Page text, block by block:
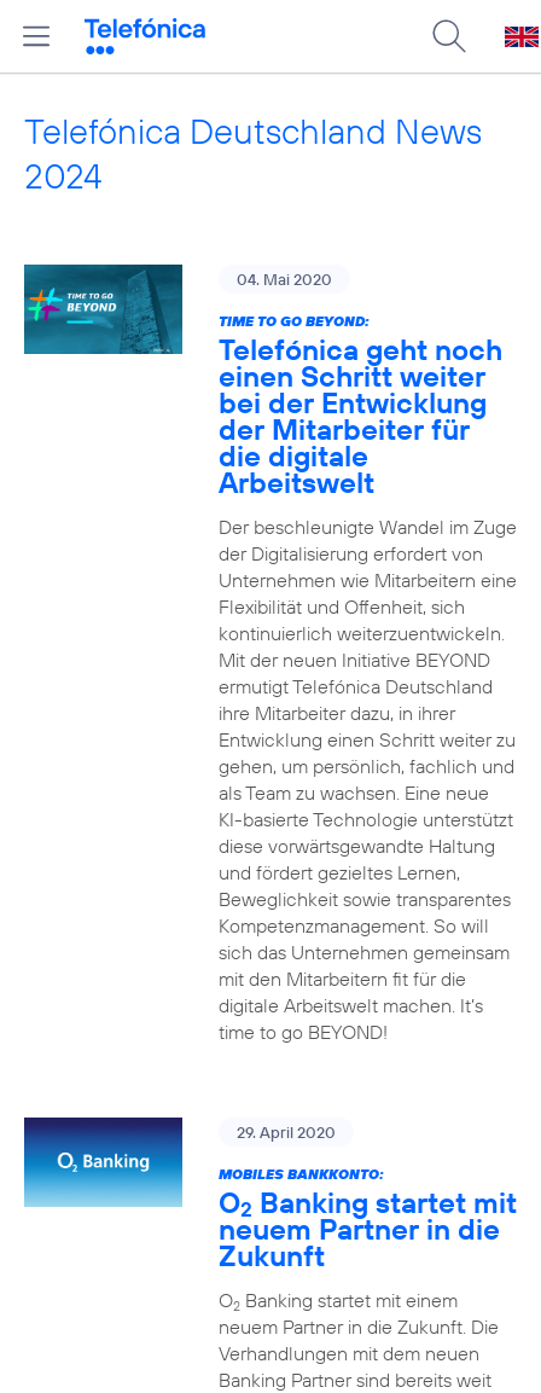
Telefónica Deutschland News
2024
04. Mai 2020
TIME TO GO BEYOND:
Telefónica geht noch
einen Schritt weiter
bei der Entwicklung
der Mitarbeiter für
die digitale
Arbeitswelt
Der beschleunigte Wandel im Zuge
der Digitalisierung erfordert von
Unternehmen wie Mitarbeitern eine
Flexibilität und Offenheit, sich
kontinuierlich weiterzuentwickeln.
Mit der neuen Initiative BEYOND
ermutigt Telefónica Deutschland
ihre Mitarbeiter dazu, in ihrer
Entwicklung einen Schritt weiter zu
gehen, um persönlich, fachlich und
als Team zu wachsen. Eine neue
KI-basierte Technologie unterstützt
diese vorwärtsgewandte Haltung
und fördert gezieltes Lernen,
Beweglichkeit sowie transparentes
Kompetenzmanagement. So will
sich das Unternehmen gemeinsam
mit den Mitarbeitern fit für die
digitale Arbeitswelt machen. It’s
time to go BEYOND!
29. April 2020
MOBILES BANKKONTO:
O2 Banking startet mit
neuem Partner in die
Zukunft
O2Banking startet mit einem
neuem Partner in die Zukunft. Die
Verhandlungen mit dem neuen
Banking Partner sind bereits weit